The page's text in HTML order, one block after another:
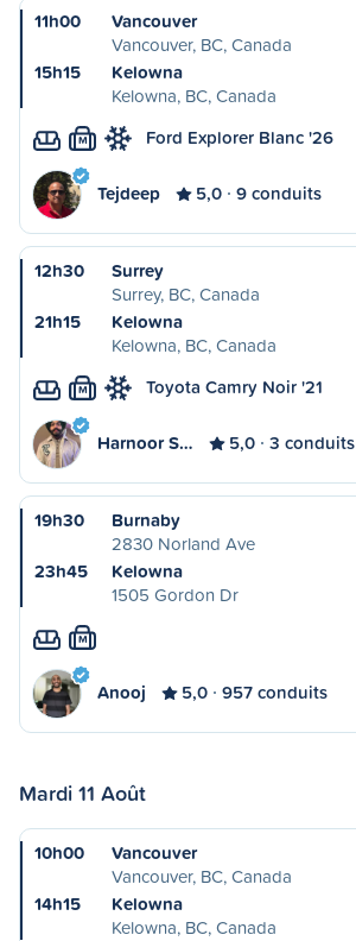
11h00
Vancouver
Vancouver, BC, Canada
15h15
Kelowna
Kelowna, BC, Canada
M Ford Explorer Blanc '26
Tejdeep 5,0 9 conduits
12h30
Surrey
Surrey, BC, Canada
21h15
Kelowna
Kelowna, BC, Canada
M Toyota Camry Noir '21
Harnoor S… 5,0 3 conduits
19h30
Burnaby
2830 Norland Ave
23h45
Kelowna
1505 Gordon Dr
M
Anooj 5,0 957 conduits
Mardi 11 Août
10h00
Vancouver
Vancouver, BC, Canada
14h15
Kelowna
Kelowna, BC, Canada